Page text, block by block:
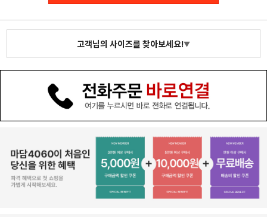
고객님의 사이즈를 찾아보세요!▼